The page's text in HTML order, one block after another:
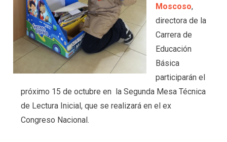
Moscoso,
directora de la
Carrera de
Educación
Básica
participarán el
próximo 15 de octubre en la Segunda Mesa Técnica
de Lectura Inicial, que se realizará en el ex
Congreso Nacional.